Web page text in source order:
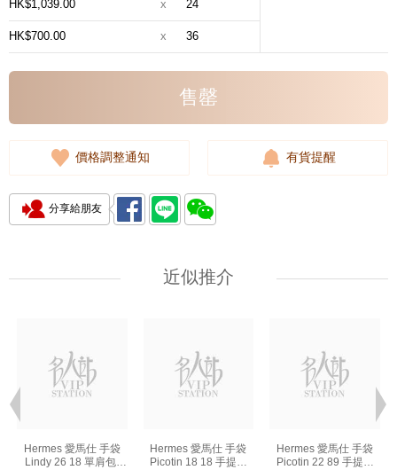
HK$1,039.00 x 24
HK$700.00 x 36
售罄
價格調整通知 有貨提醒
分享給朋友
近似推介
Hermes 愛馬仕 手袋
Lindy 26 18 單肩包/
Hermes 愛馬仕 手袋
Picotin 18 18 手提包
Hermes 愛馬仕 手袋
Picotin 22 89 手提包